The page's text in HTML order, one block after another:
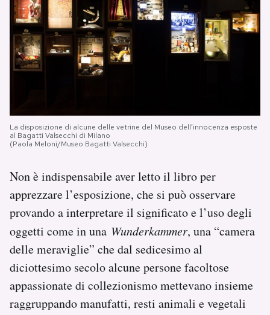
La disposizione di alcune delle vetrine del Museo dell’innocenza esposte
al Bagatti Valsecchi di Milano
(Paola Meloni/Museo Bagatti Valsecchi)
Non è indispensabile aver letto il libro per
apprezzare l’esposizione, che si può osservare
provando a interpretare il significato e l’uso degli
oggetti come in una Wunderkammer, una “camera
delle meraviglie” che dal sedicesimo al
diciottesimo secolo alcune persone facoltose
appassionate di collezionismo mettevano insieme
raggruppando manufatti, resti animali e vegetali